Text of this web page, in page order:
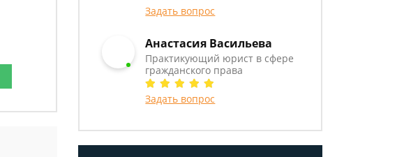
Задать вопрос
Анастасия Васильева
Практикующий юрист в сфере
гражданского права
Задать вопрос